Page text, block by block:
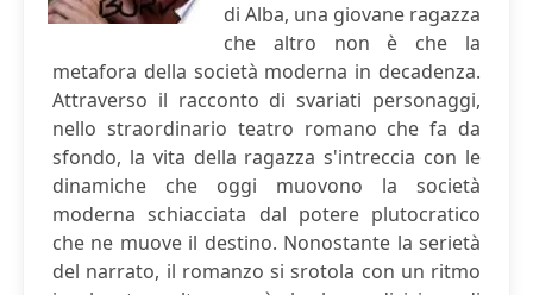
di Alba, una giovane ragazza
che altro non è che la
metafora della società moderna in decadenza.
Attraverso il racconto di svariati personaggi,
nello straordinario teatro romano che fa da
sfondo, la vita della ragazza s'intreccia con le
dinamiche che oggi muovono la società
moderna schiacciata dal potere plutocratico
che ne muove il destino. Nonostante la serietà
del narrato, il romanzo si srotola con un ritmo